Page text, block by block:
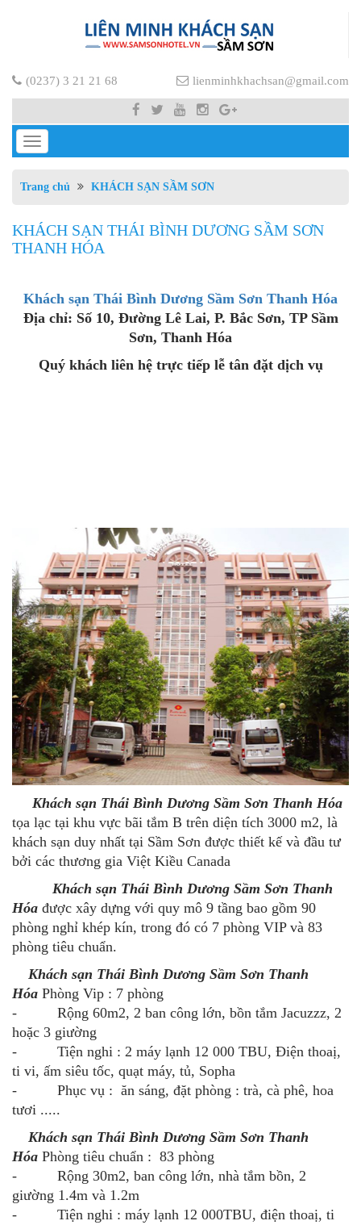
(0237) 3 21 21 68 lienminhkhachsan@gmail.com
Toggle
Trang chủ
KHÁCH SẠN SẦM SƠN
KHÁCH SẠN THÁI BÌNH DƯƠNG SẦM SƠN
THANH HÓA
Khách sạn Thái Bình Dương Sầm Sơn Thanh Hóa
Địa chỉ: Số 10, Đường Lê Lai, P. Bắc Sơn, TP Sầm
Sơn, Thanh Hóa
Quý khách liên hệ trực tiếp lễ tân đặt dịch vụ
Khách sạn Thái Bình Dương Sầm Sơn Thanh Hóa
tọa lạc tại khu vực bãi tắm B trên diện tích 3000 m2, là
khách sạn duy nhất tại Sầm Sơn được thiết kế và đầu tư
bởi các thương gia Việt Kiều Canada
Khách sạn Thái Bình Dương Sầm Sơn Thanh
Hóa được xây dựng với quy mô 9 tầng bao gồm 90
phòng nghỉ khép kín, trong đó có 7 phòng VIP và 83
phòng tiêu chuẩn.
Khách sạn Thái Bình Dương Sầm Sơn Thanh
Hóa Phòng Vip : 7 phòng
- Rộng 60m2, 2 ban công lớn, bồn tắm Jacuzzz, 2
hoặc 3 giường
- Tiện nghi : 2 máy lạnh 12 000 TBU, Điện thoaị,
ti vi, ấm siêu tốc, quạt máy, tủ, Sopha
- Phục vụ : ăn sáng, đặt phòng : trà, cà phê, hoa
tươi .....
Khách sạn Thái Bình Dương Sầm Sơn Thanh
Hóa Phòng tiêu chuẩn : 83 phòng
- Rộng 30m2, ban công lớn, nhà tắm bồn, 2
giường 1.4m và 1.2m
- Tiện nghi : máy lạnh 12 000TBU, điện thoaị, ti